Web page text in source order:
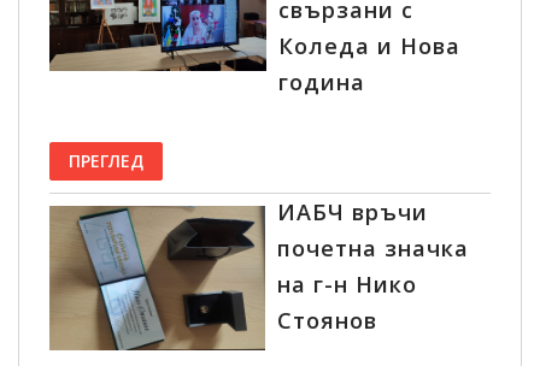
свързани с
Коледа и Нова
година
ПРЕГЛЕД
ИАБЧ връчи
почетна значка
на г-н Нико
Стоянов